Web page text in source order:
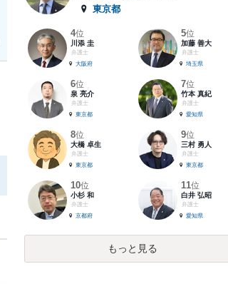
東京都
4位
川添 圭
弁護士
大阪府
5位
加藤 善大
弁護士
埼玉県
6位
泉 亮介
弁護士
東京都
7位
竹本 真紀
弁護士
愛知県
8位
大橋 卓生
弁護士
東京都
9位
三村 勇人
弁護士
東京都
10位
小杉 和
弁護士
京都府
11位
白井 弘昭
弁護士
愛知県
もっと見る